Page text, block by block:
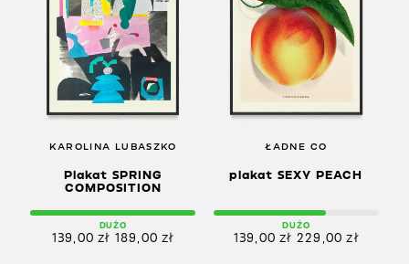
KAROLINA LUBASZKO
Plakat SPRING
COMPOSITION
DUŻO
139,00zł 189,00zł
ŁADNE CO
plakat SEXY PEACH
DUŻO
139,00zł 229,00zł